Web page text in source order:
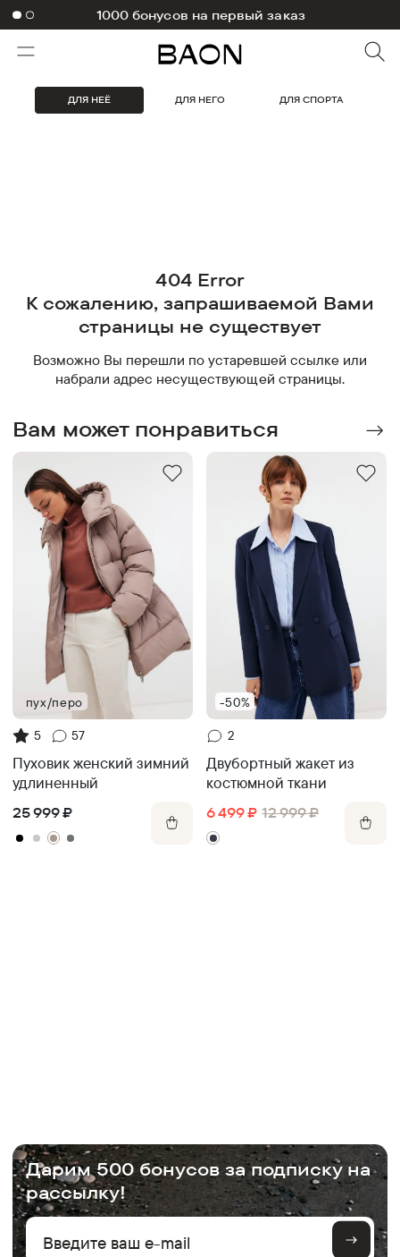
1000 бонусов на первый заказ
ДЛЯ НЕЁ ДЛЯ НЕГО ДЛЯ СПОРТА
404 Error
К сожалению, запрашиваемой Вами
страницы не существует
Возможно Вы перешли по устаревшей ссылке или
набрали адрес несуществующей страницы.
Вам может понравиться
пух/перо
5 57
Пуховик женский зимний
удлиненный
25 999 ₽
-50%
2
Двубортный жакет из
костюмной ткани
6 499 ₽ 12 999 ₽
Дарим 500 бонусов за подписку на
рассылку!